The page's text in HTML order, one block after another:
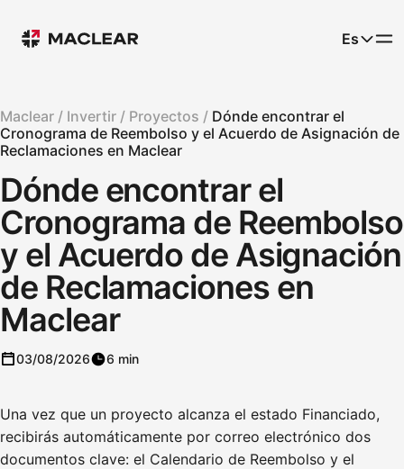
Es
Maclear / Invertir / Proyectos / Dónde encontrar el
Cronograma de Reembolso y el Acuerdo de Asignación de
Reclamaciones en Maclear
Dónde encontrar el
Cronograma de Reembolso
y el Acuerdo de Asignación
de Reclamaciones en
Maclear
03/08/2026 6 min
Una vez que un proyecto alcanza el estado Financiado,
recibirás automáticamente por correo electrónico dos
documentos clave: el Calendario de Reembolso y el